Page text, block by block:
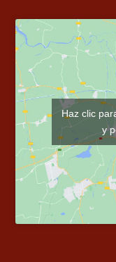
Haz clic
y